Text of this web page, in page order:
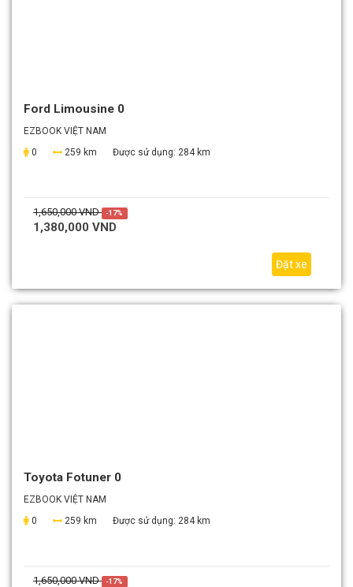
Ford Limousine 0
EZBOOK VIỆT NAM
0
259 km Được sử dụng: 284 km
1,650,000 VND -17%
1,380,000 VND
Đặt xe
Toyota Fotuner 0
EZBOOK VIỆT NAM
0
259 km Được sử dụng: 284 km
1,650,000 VND -17%